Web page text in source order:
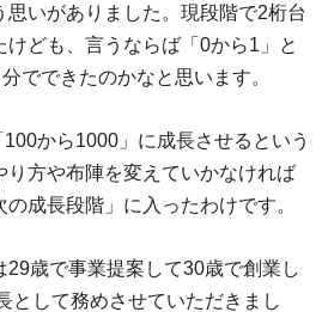
思いがありました。現段階で2桁台
ども、言うならば「0から1」と
でできたのかなと思います。
から1000」に成長させるという
り方や布陣を変えていかなければ
成長段階」に入ったわけです。
歳で事業提案して30歳で創業し
として務めさせていただきまし